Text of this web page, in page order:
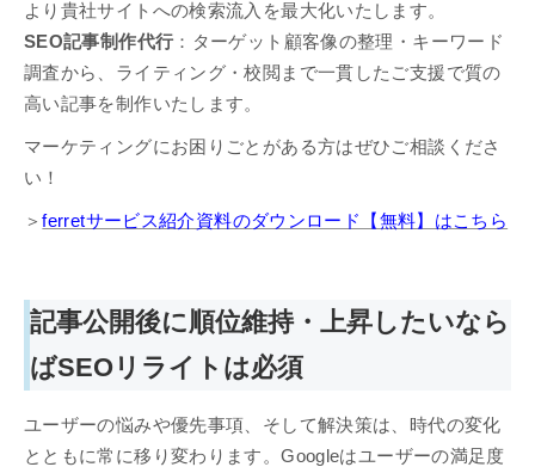
より貴社サイトへの検索流入を最大化いたします。
SEO記事制作代行 ：ターゲット顧客像の整理・キーワード
調査から、ライティング・校閲まで一貫したご支援で質の
高い記事を制作いたします。
マーケティングにお困りごとがある方はぜひご相談くださ
い！
＞ferretサービス紹介資料のダウンロード【無料】はこちら
記事公開後に順位維持・上昇したいなら
ばSEOリライトは必須
ユーザーの悩みや優先事項、そして解決策は、時代の変化
とともに常に移り変わります。Googleはユーザーの満足度